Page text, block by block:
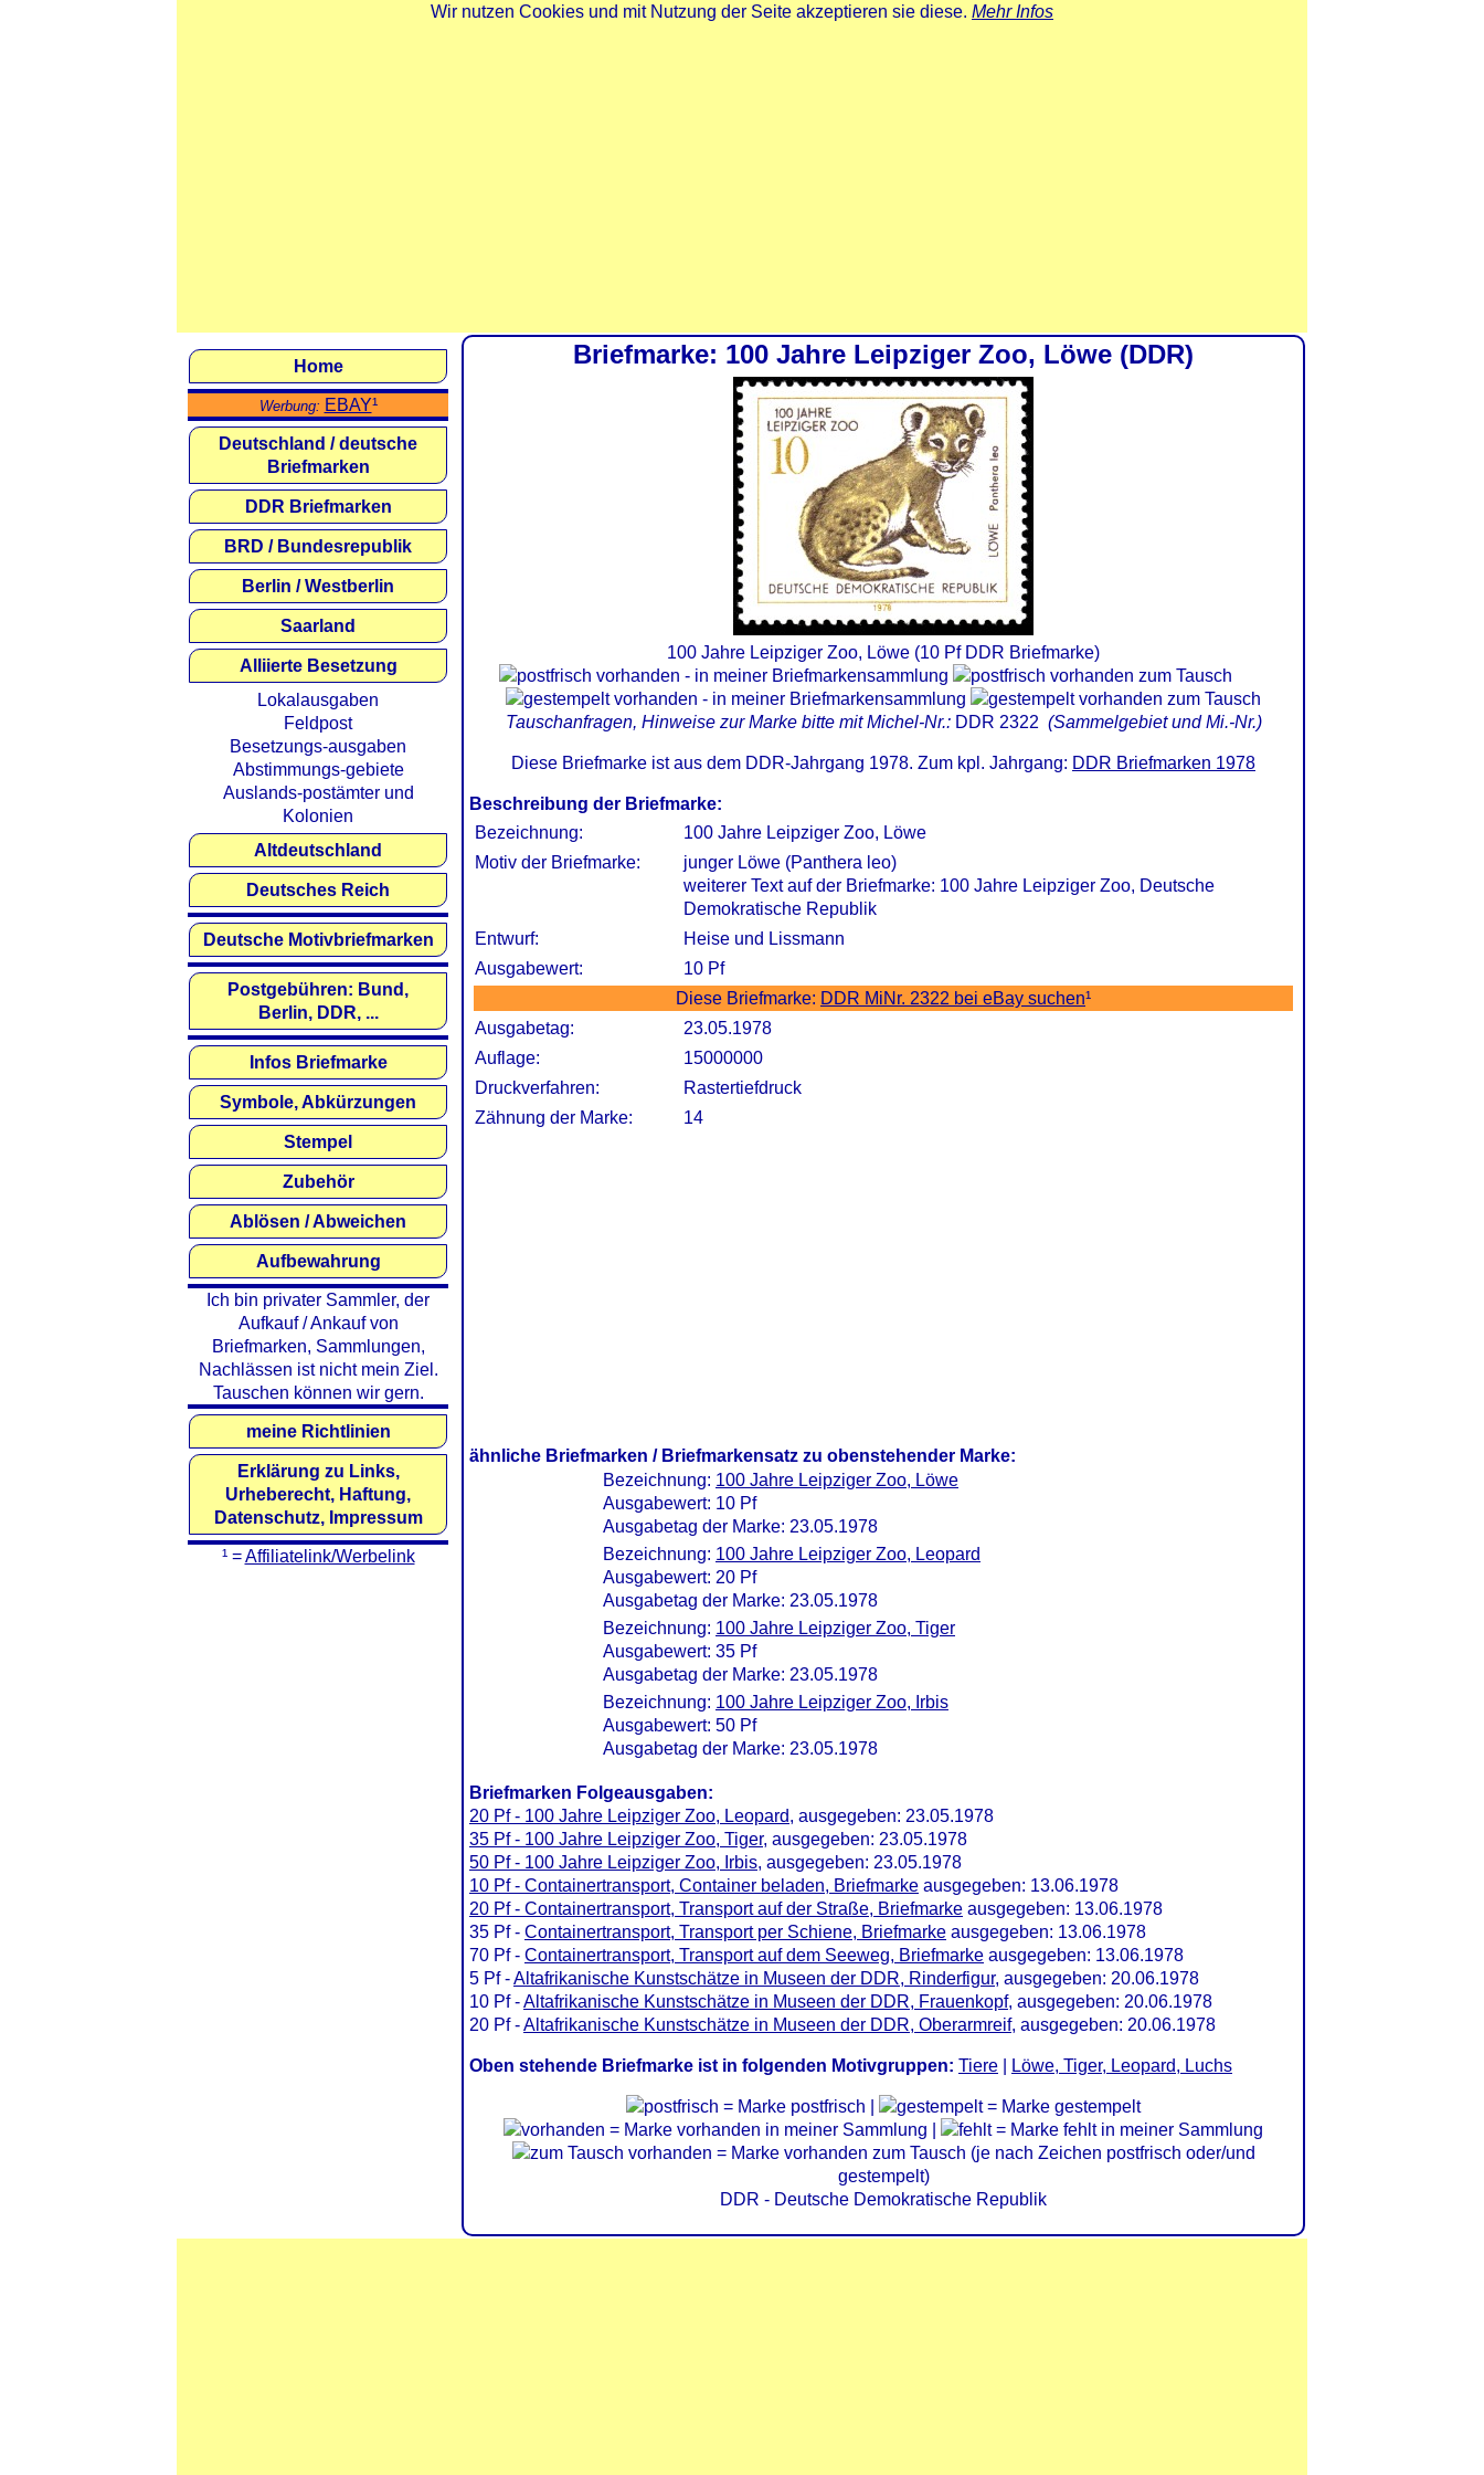
Wir nutzen Cookies und mit Nutzung der Seite akzeptieren sie diese. Mehr Infos
Briefmarke: 100 Jahre Leipziger Zoo, Löwe (DDR)
100 Jahre Leipziger Zoo, Löwe (10 Pf DDR Briefmarke)
Tauschanfragen, Hinweise zur Marke bitte mit Michel-Nr.: DDR 2322 (Sammelgebiet und Mi.-Nr.)
Diese Briefmarke ist aus dem DDR-Jahrgang 1978. Zum kpl. Jahrgang: DDR Briefmarken 1978
Beschreibung der Briefmarke:
Bezeichnung:
100 Jahre Leipziger Zoo, Löwe
Motiv der Briefmarke:
junger Löwe (Panthera leo)
weiterer Text auf der Briefmarke: 100 Jahre Leipziger Zoo, Deutsche
Demokratische Republik
Entwurf:
Heise und Lissmann
Ausgabewert:
10 Pf
Diese Briefmarke: DDR MiNr. 2322 bei eBay suchen¹
Ausgabetag:
23.05.1978
Auflage:
15000000
Druckverfahren:
Rastertiefdruck
Zähnung der Marke:
14
ähnliche Briefmarken / Briefmarkensatz zu obenstehender Marke:
Bezeichnung: 100 Jahre Leipziger Zoo, Löwe
Ausgabewert: 10 Pf
Ausgabetag der Marke: 23.05.1978
Bezeichnung: 100 Jahre Leipziger Zoo, Leopard
Ausgabewert: 20 Pf
Ausgabetag der Marke: 23.05.1978
Bezeichnung: 100 Jahre Leipziger Zoo, Tiger
Ausgabewert: 35 Pf
Ausgabetag der Marke: 23.05.1978
Bezeichnung: 100 Jahre Leipziger Zoo, Irbis
Ausgabewert: 50 Pf
Ausgabetag der Marke: 23.05.1978
Briefmarken Folgeausgaben:
20 Pf - 100 Jahre Leipziger Zoo, Leopard, ausgegeben: 23.05.1978
35 Pf - 100 Jahre Leipziger Zoo, Tiger, ausgegeben: 23.05.1978
50 Pf - 100 Jahre Leipziger Zoo, Irbis, ausgegeben: 23.05.1978
10 Pf - Containertransport, Container beladen, Briefmarke ausgegeben: 13.06.1978
20 Pf - Containertransport, Transport auf der Straße, Briefmarke ausgegeben: 13.06.1978
35 Pf - Containertransport, Transport per Schiene, Briefmarke ausgegeben: 13.06.1978
70 Pf - Containertransport, Transport auf dem Seeweg, Briefmarke ausgegeben: 13.06.1978
5 Pf -Altafrikanische Kunstschätze in Museen der DDR, Rinderfigur, ausgegeben: 20.06.1978
10 Pf -Altafrikanische Kunstschätze in Museen der DDR, Frauenkopf, ausgegeben: 20.06.1978
20 Pf -Altafrikanische Kunstschätze in Museen der DDR, Oberarmreif, ausgegeben: 20.06.1978
Oben stehende Briefmarke ist in folgenden Motivgruppen: Tiere Löwe, Tiger, Leopard, Luchs
= Marke postfrisch |
= Marke gestempelt
= Marke vorhanden in meiner Sammlung |
= Marke fehlt in meiner Sammlung
= Marke vorhanden zum Tausch (je nach Zeichen postfrisch oder/und
gestempelt)
DDR - Deutsche Demokratische Republik
Home
Werbung: EBAY¹
Deutschland / deutsche
Briefmarken
DDR Briefmarken
BRD / Bundesrepublik
Berlin / Westberlin
Saarland
Alliierte Besetzung
Lokalausgaben
Feldpost
Besetzungs-ausgaben
Abstimmungs-gebiete
Auslands-postämter und
Kolonien
Altdeutschland
Deutsches Reich
Deutsche Motivbriefmarken
Postgebühren: Bund,
Berlin, DDR, ...
Infos Briefmarke
Symbole, Abkürzungen
Stempel
Zubehör
Ablösen / Abweichen
Aufbewahrung
Ich bin privater Sammler, der
Aufkauf / Ankauf von
Briefmarken, Sammlungen,
Nachlässen ist nicht mein Ziel.
Tauschen können wir gern.
meine Richtlinien
Erklärung zu Links,
Urheberecht, Haftung,
Datenschutz, Impressum
¹ =Affiliatelink/Werbelink